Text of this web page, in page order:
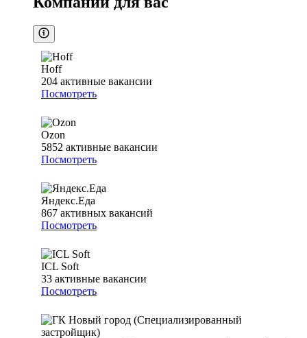
Hoff
204 активные вакансии
Посмотреть
Ozon
5852 активные вакансии
Посмотреть
Яндекс.Еда
867 активных вакансий
Посмотреть
ICL Soft
33 активные вакансии
Посмотреть